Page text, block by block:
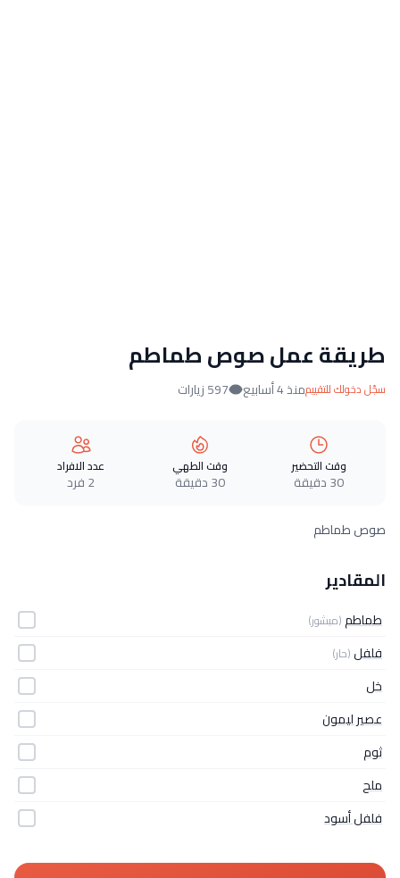
طريقة عمل صوص طماطم
سجّل دخولك للتقييممنذ 4 أسابيع 597 زيارات
وقت التحضير
30 دقيقة
وقت الطهي
30 دقيقة
عدد الافراد
2 فرد
صوص طماطم
المقادير
طماطم(مبشور)
فلفل(حار)
خل
عصير ليمون
ثوم
ملح
فلفل أسود